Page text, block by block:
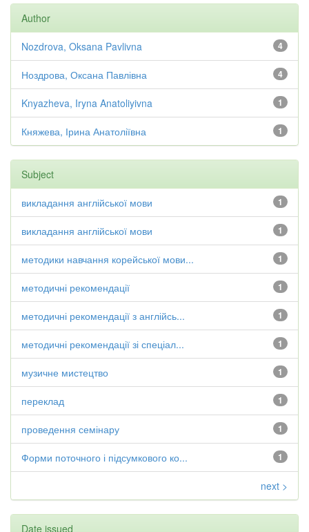
Author
4
Nozdrova, Oksana Pavlivna
4
Ноздрова, Оксана Павлівна
1
Knyazheva, Iryna Anatoliyivna
1
Княжева, Ірина Анатоліївна
Subject
1
викладання англійської мови
1
викладання англійської мови
1
методики навчання корейської мови...
1
методичні рекомендації
1
методичні рекомендації з англійсь...
1
методичні рекомендації зі спеціал...
1
музичне мистецтво
1
переклад
1
проведення семінару
1
Форми поточного і підсумкового ко...
next >
Date issued